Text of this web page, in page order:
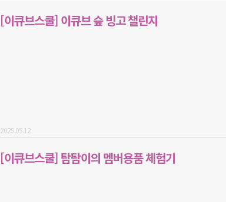
[이큐브스쿨] 이큐브 숲 빙고 챌린지
2025.05.12
[이큐브스쿨] 탐탐이의 멤버용품 체험기